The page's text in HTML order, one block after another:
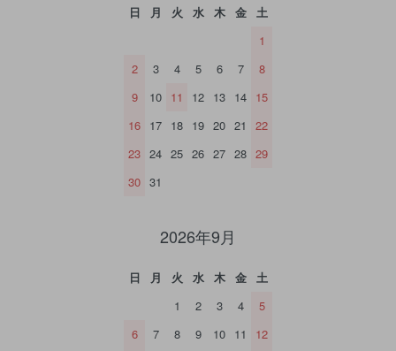
日 月 火 水 木 金
土
1
2
3 4 5 6 7
8
9
10 11 12 13 14 15
16 17 18 19 20 21
22
23 24 25 26 27 28 29
30 31
2026年9月
日 月 火 水 木 金
土
1
2 3 4
5
6
7 8 9 10 11
12